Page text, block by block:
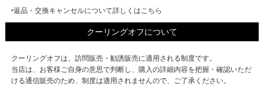
‣返品・交換キャンセルについて詳しくはこちら
クーリングオフについて
クーリングオフは、訪問販売・勧誘販売に適用される制度です。
当店は、お客様ご自身の意思で判断し、購入の詳細内容を把握・確認いただ
ける通信販売のため、制度は適用されませんので、ご了承ください。